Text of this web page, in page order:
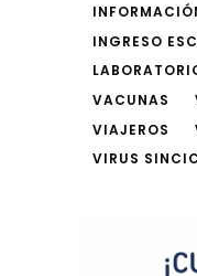
INGRESO
VACUNAS
VIAJEROS
VIRUS